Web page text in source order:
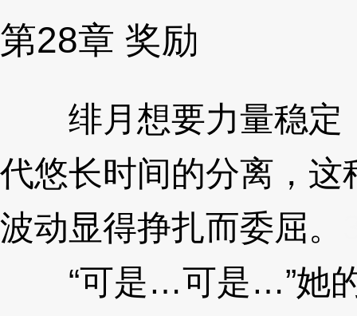
第28章 奖励
绯月想要力量稳定
代悠长时间的分离，
波动显得挣扎而委屈。
“可是…可是…”她的